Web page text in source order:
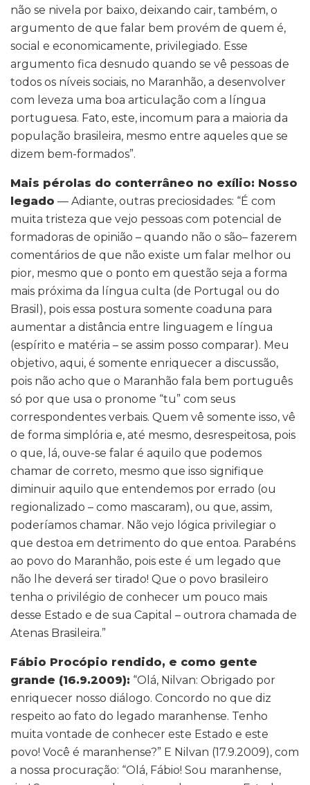
não se nivela por baixo, deixando cair, também, o
argumento de que falar bem provém de quem é,
social e economicamente, privilegiado. Esse
argumento fica desnudo quando se vê pessoas de
todos os níveis sociais, no Maranhão, a desenvolver
com leveza uma boa articulação com a língua
portuguesa. Fato, este, incomum para a maioria da
população brasileira, mesmo entre aqueles que se
dizem bem-formados”.
Mais pérolas do conterrâneo no exílio: Nosso
legado — Adiante, outras preciosidades: “É com
muita tristeza que vejo pessoas com potencial de
formadoras de opinião – quando não o são– fazerem
comentários de que não existe um falar melhor ou
pior, mesmo que o ponto em questão seja a forma
mais próxima da língua culta (de Portugal ou do
Brasil), pois essa postura somente coaduna para
aumentar a distância entre linguagem e língua
(espírito e matéria – se assim posso comparar). Meu
objetivo, aqui, é somente enriquecer a discussão,
pois não acho que o Maranhão fala bem português
só por que usa o pronome “tu” com seus
correspondentes verbais. Quem vê somente isso, vê
de forma simplória e, até mesmo, desrespeitosa, pois
o que, lá, ouve-se falar é aquilo que podemos
chamar de correto, mesmo que isso signifique
diminuir aquilo que entendemos por errado (ou
regionalizado – como mascaram), ou que, assim,
poderíamos chamar. Não vejo lógica privilegiar o
que destoa em detrimento do que entoa. Parabéns
ao povo do Maranhão, pois este é um legado que
não lhe deverá ser tirado! Que o povo brasileiro
tenha o privilégio de conhecer um pouco mais
desse Estado e de sua Capital – outrora chamada de
Atenas Brasileira.”
Fábio Procópio rendido, e como gente
grande (16.9.2009): “Olá, Nilvan: Obrigado por
enriquecer nosso diálogo. Concordo no que diz
respeito ao fato do legado maranhense. Tenho
muita vontade de conhecer este Estado e este
povo! Você é maranhense?” E Nilvan (17.9.2009), com
a nossa procuração: “Olá, Fábio! Sou maranhense,